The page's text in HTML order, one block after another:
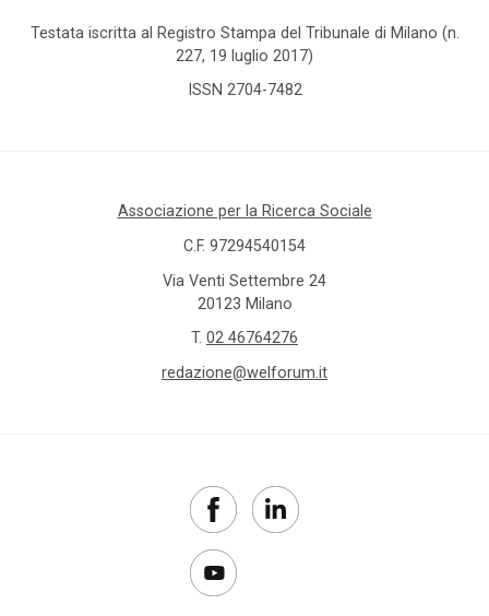
Testata iscritta al Registro Stampa del Tribunale di Milano (n.
227, 19 luglio 2017)
ISSN 2704-7482
Associazione per la Ricerca Sociale
C.F. 97294540154
Via Venti Settembre 24
20123 Milano
T. 02 46764276
redazione@welforum.it